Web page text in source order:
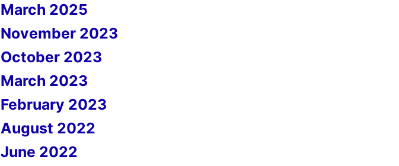
March 2025
November 2023
October 2023
March 2023
February 2023
August 2022
June 2022